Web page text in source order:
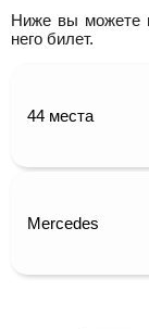
Ниже вы можете
него билет.
44 места
Mercedes